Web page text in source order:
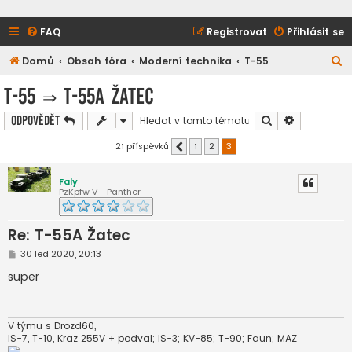
FAQ Přihlásit se
Registrovat
Domů Obsah fóra Moderní technika T-55
T-55 ⇒ T-55A Žatec
Odpovědět Hledat
21 příspěvků Předchozí
1 2 3
Faly
PzKpfw V - Panther
Re: T-55A Žatec
P
í
s
e
k
30 led 2020, 20:13
super
V týmu s Drozd60,
IS-7, T-10, Kraz 255V + podval; IS-3; KV-85; T-90; Faun; MAZ